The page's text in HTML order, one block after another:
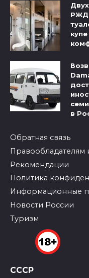
РЖД
в
Обратная связь
Правообладателям
Рекомендации
Политика
Информационные
Новости России
Туризм
СССР